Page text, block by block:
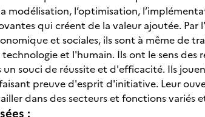
modélisation, l’optimisation,
qui créent de la valeur ajoutée.
et sociales, ils sont à même de
et l'humain. Ils ont le sens
un souci de réussite et d'efficacité. Ils
preuve d'esprit d'initiative. Leur
dans des secteurs et fonctions variés